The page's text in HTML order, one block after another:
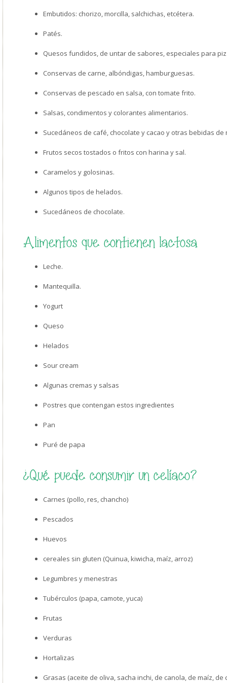
Embutidos: chorizo, morcilla, salchichas, etcétera.
Patés.
Quesos fundidos, de untar de sabores, especiales para
Conservas de carne, albóndigas, hamburguesas.
Conservas de pescado en salsa, con tomate frito.
Salsas, condimentos y colorantes alimentarios.
Sucedáneos de café, chocolate y cacao y otras bebidas de
Frutos secos tostados o fritos con harina y sal.
Caramelos y golosinas.
Algunos tipos de helados.
Sucedáneos de chocolate.
Alimentos que contienen lactosa
Leche.
Mantequilla.
Yogurt
Queso
Helados
Sour cream
Algunas cremas y salsas
Postres que contengan estos ingredientes
Pan
Puré de papa
¿Qué puede consumir un celíaco?
Carnes (pollo, res, chancho)
Pescados
Huevos
cereales sin gluten (Quinua, kiwicha, maíz, arroz)
Legumbres y menestras
Tubérculos (papa, camote, yuca)
Frutas
Verduras
Hortalizas
Grasas (aceite de oliva, sacha inchi, de canola, de maíz, de